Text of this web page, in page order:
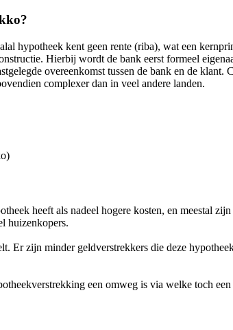
hypotheek kent geen rente (riba), wat een
Hierbij wordt de bank eerst formeel
overeenkomst tussen de bank en de klant.
complexer dan in veel andere landen.
heeft als nadeel hogere kosten, en meestal
huizenkopers.
zijn minder geldverstrekkers die deze
een omweg is via welke toch